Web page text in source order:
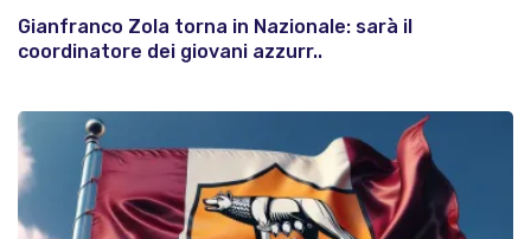
Gianfranco Zola torna in Nazionale: sarà il
coordinatore dei giovani azzurr..